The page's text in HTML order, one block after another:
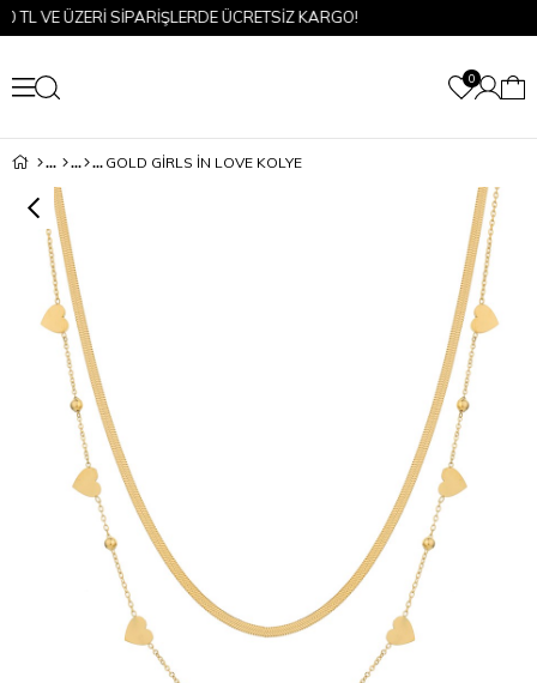
VE ÜZERİ SİPARİŞLERDE ÜCRETSİZ KARGO!
0
GOLD GIRLS İN LOVE KOLYE